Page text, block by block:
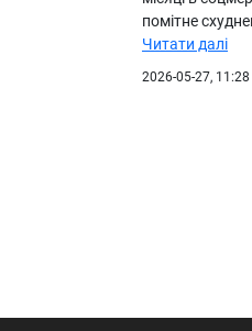
помітне
Читати далі
2026-05-27, 11:28